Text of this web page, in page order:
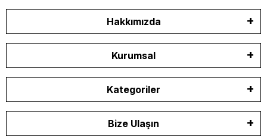
Hakkımızda
Kurumsal
Kategoriler
Bize Ulaşın